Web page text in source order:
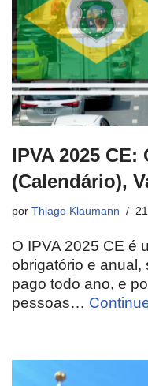
IPVA 2025
(Calendário),
por Thiago Klaumann
O IPVA 2025 CE é
obrigatório e
pago todo ano, e
pessoas…